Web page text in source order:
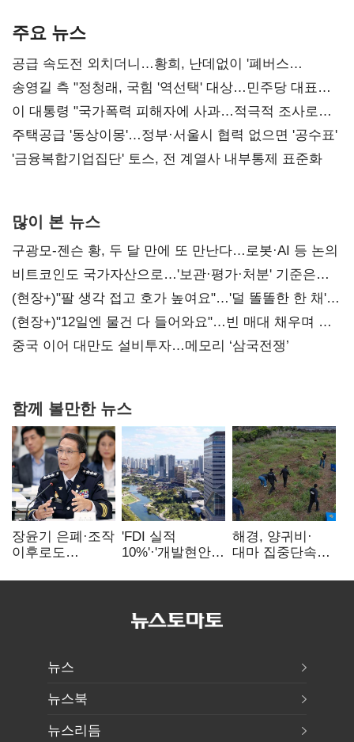
주요 뉴스
공급 속도전 외치더니…황희, 난데없이 '폐버스
리모델링' 제안
송영길 측 "정청래, 국힘 '역선택' 대상…민주당 대표로
총선 지휘 못해"
이 대통령 "국가폭력 피해자에 사과…적극적 조사로
진실 밝혀야"
주택공급 '동상이몽'…정부·서울시 협력 없으면 '공수표'
'금융복합기업집단' 토스, 전 계열사 내부통제 표준화
많이 본 뉴스
구광모-젠슨 황, 두 달 만에 또 만난다…로봇·AI 등 논의
비트코인도 국가자산으로…'보관·평가·처분' 기준은
숙제
(현장+)"팔 생각 접고 호가 높여요"…'덜 똘똘한 한 채'
20억 키맞추기
(현장+)"12일엔 물건 다 들어와요"…빈 매대 채우며 문
연 홈플러스
중국 이어 대만도 설비투자…메모리 ‘삼국전쟁’
함께 볼만한 뉴스
장윤기 은폐·조작
이후로도
내부비위…경찰
'FDI 실적
10%'·'개발현안
인천경제청장
해경, 양귀비·
대마 집중단속…
249명 검거
뉴스
뉴스북
뉴스리듬